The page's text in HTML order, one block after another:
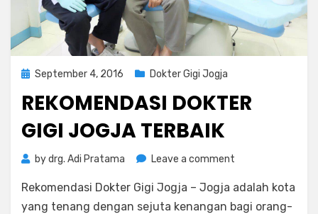
Posted
September 4, 2016 Dokter Gigi Jogja
REKOMENDASI DOKTER
GIGI JOGJA TERBAIK
bydrg. Adi Pratama Leave a comment
Dokter
Gigi
Rekomendasi Dokter Gigi Jogja – Jogja adalah kota
yang tenang dengan sejuta kenangan bagi orang-